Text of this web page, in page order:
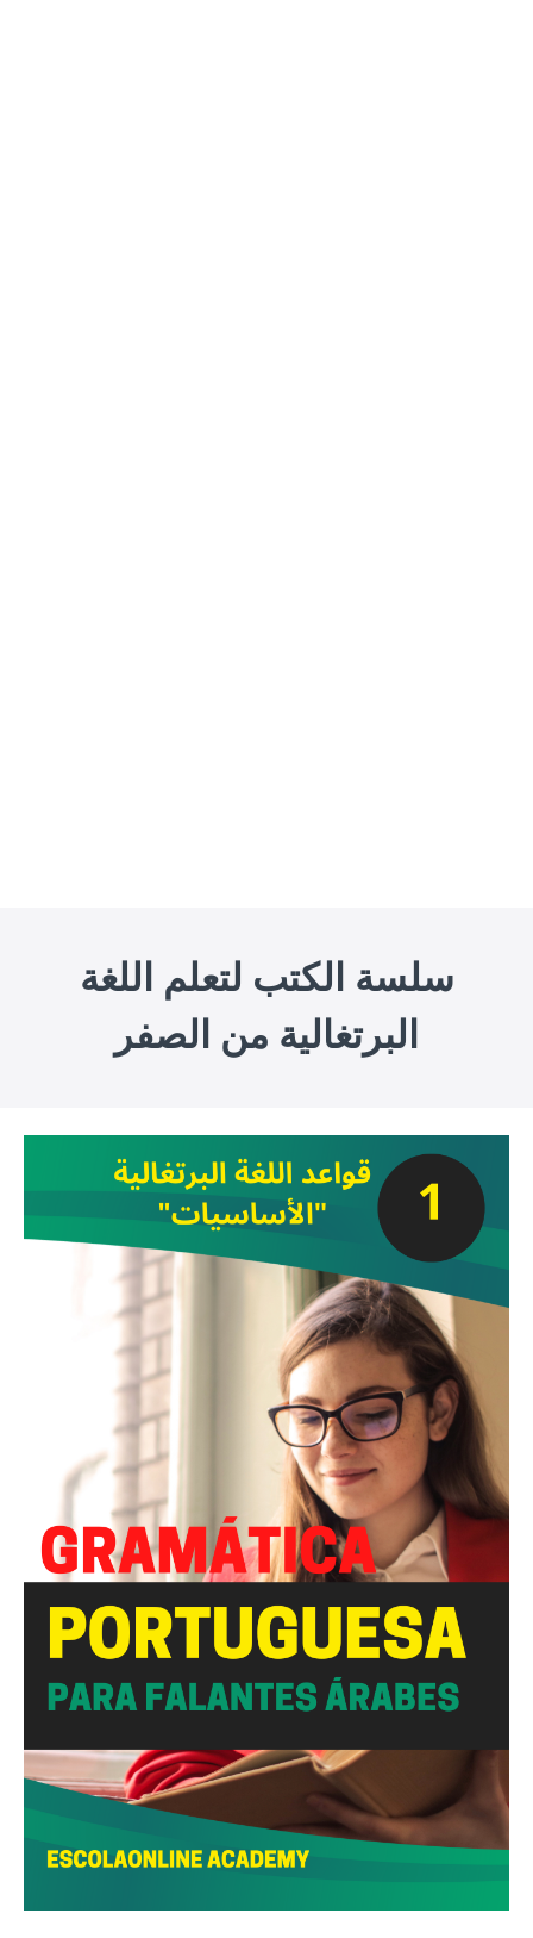
سلسة الكتب لتعلم اللغة
البرتغالية من الصفر